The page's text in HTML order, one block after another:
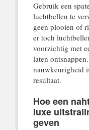
Gebruik een
luchtbellen te
geen plooien of
er toch
voorzichtig met
laten
nauwkeurigheid
resultaat.
Hoe een
luxe
geven